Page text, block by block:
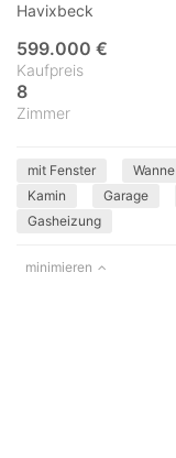
Havixbeck
Kaufpreis
599.000 €
Zimmer
8
mit Fenster Wanne
Kamin
Garage
Gasheizung
minimieren